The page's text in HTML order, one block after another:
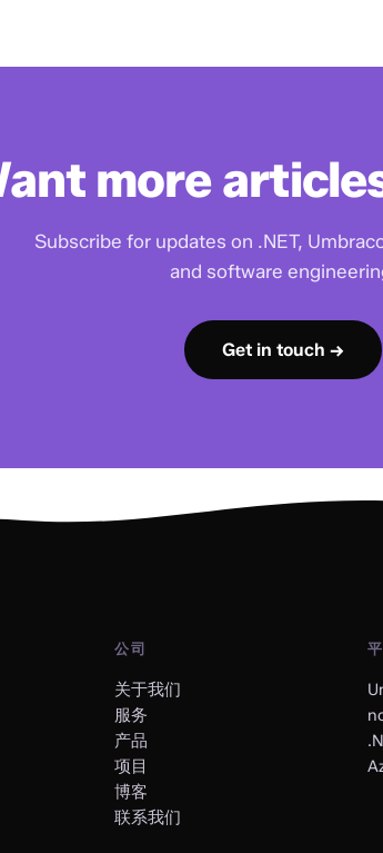
more
Subscribe for updates on .NET,
and software
Get in touch →
公司
关于我们
服务
产品
项目
博客
联系我们